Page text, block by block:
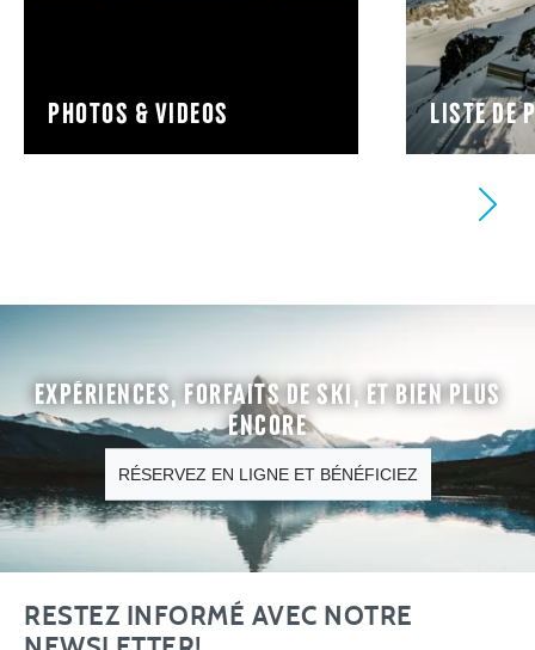
Photos & videos Liste de
Expériences, forfaits de ski, et bien plus
encore
RÉSERVEZ EN LIGNE ET BÉNÉFICIEZ
RESTEZ INFORMÉ AVEC NOTRE